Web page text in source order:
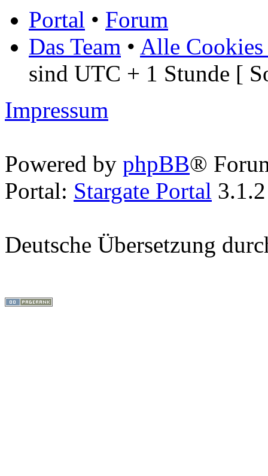
Portal • Forum
Das Team • Alle Cookies
sind UTC + 1 Stunde [
Impressum
Powered by phpBB®
Portal: Stargate Portal
Deutsche Übersetzung